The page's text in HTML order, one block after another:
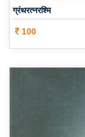
ग्रंथरत्नरश्मि
100